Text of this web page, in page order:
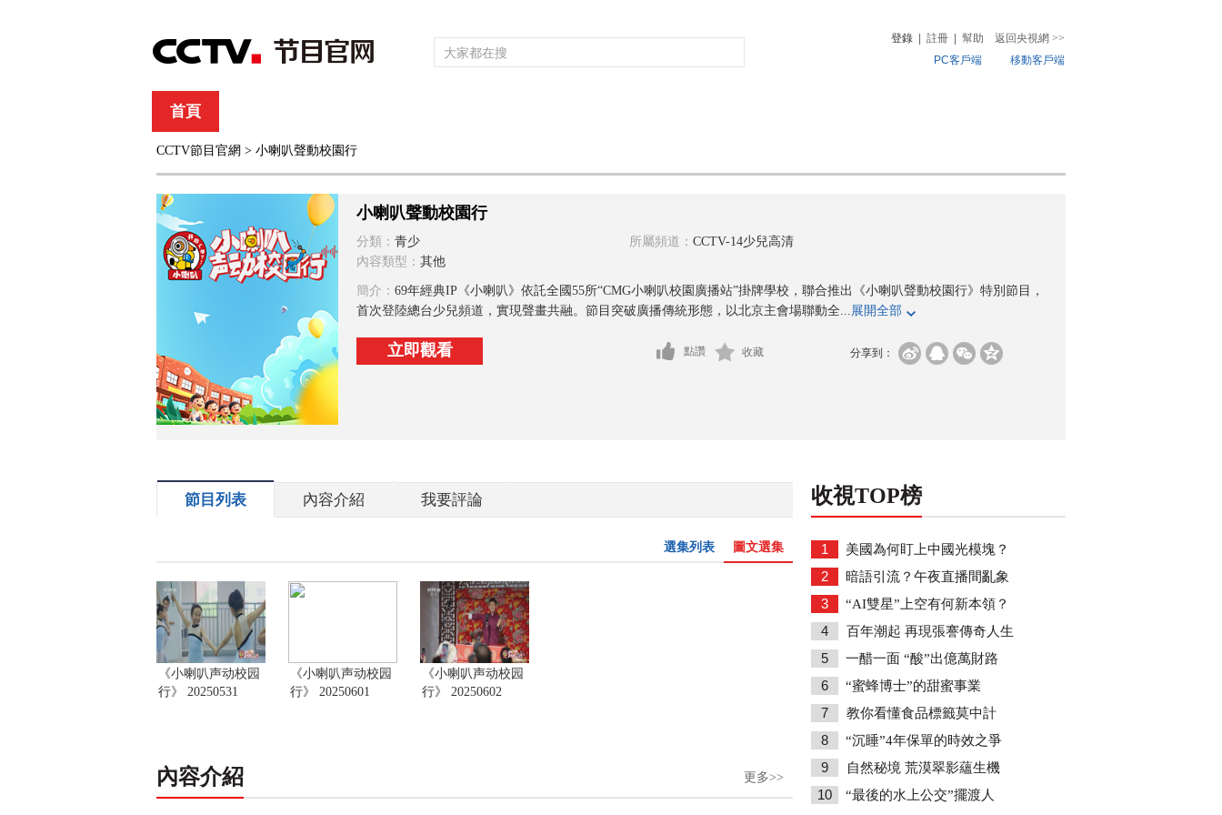
登錄 註冊 幫助 返回央視網 >>
PC客戶端
移動客戶端
首頁
綜合 新聞 財經 綜藝 中文國際
CCTV節目官網 > 小喇叭聲動校園行
小喇叭聲動校園行
分類： 青少 所屬頻道： CCTV-14少兒高清
內容類型： 其他
簡介： 69年經典IP《小喇叭》依託全國55所“CMG小喇叭校園廣播站”掛牌學校，聯合推出《小喇叭聲動校園行》特別節目，
首次登陸總台少兒頻道，實現聲畫共融。節目突破廣播傳統形態，以北京主會場聯動全...展開全部
立即觀看 分享到：
點讚 收藏
節目列表 內容介紹 我要評論
圖文選集
選集列表
《小喇叭声动校园
行》 20250531
《小喇叭声动校园
行》 20250601
《小喇叭声动校园
行》 20250602
內容介紹 更多>>
收視TOP榜
1 美國為何盯上中國光模塊？
2 暗語引流？午夜直播間亂象
3 “AI雙星”上空有何新本領？
4 百年潮起 再現張謇傳奇人生
5 一醋一面 “酸”出億萬財路
6 “蜜蜂博士”的甜蜜事業
7 教你看懂食品標籤莫中計
8 “沉睡”4年保單的時效之爭
9 自然秘境 荒漠翠影蘊生機
10 “最後的水上公交”擺渡人